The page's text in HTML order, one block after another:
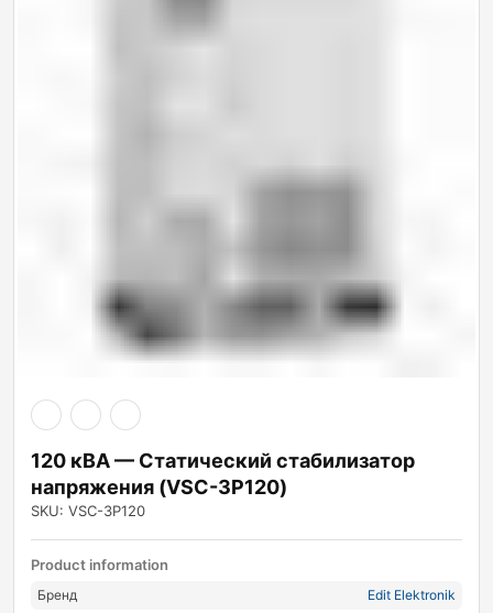
120 кВА — Статический стабилизатор
напряжения (VSC-3P120)
SKU: VSC-3P120
Product information
Бренд
Edit Elektronik